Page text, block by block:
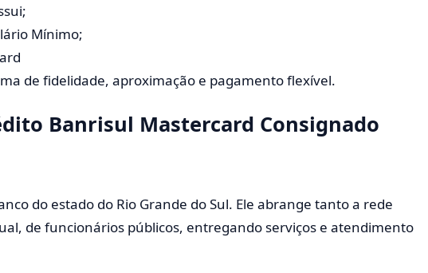
Mínimo;
de fidelidade, aproximação e pagamento flexível.
Banrisul Mastercard Consignado
do estado do Rio Grande do Sul. Ele abrange tanto a rede
de funcionários públicos, entregando serviços e atendimento